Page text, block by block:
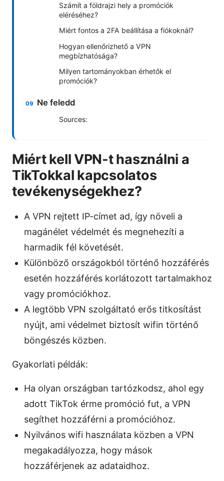
Számít a földrajzi hely a promóciók
eléréséhez?
Miért fontos a 2FA beállítása a fiókoknál?
Hogyan ellenőrizhető a VPN
megbízhatósága?
Milyen tartományokban érhetők el
promóciók?
Ne feledd
Sources:
Miért kell VPN-t használni a
TikTokkal kapcsolatos
tevékenységekhez?
A VPN rejtett IP-címet ad, így növeli a
magánélet védelmét és megnehezíti a
harmadik fél követését.
Különböző országokból történő hozzáférés
esetén hozzáférés korlátozott tartalmakhoz
vagy promóciókhoz.
A legtöbb VPN szolgáltató erős titkosítást
nyújt, ami védelmet biztosít wifin történő
böngészés közben.
Gyakorlati példák:
Ha olyan országban tartózkodsz, ahol egy
adott TikTok érme promóció fut, a VPN
segíthet hozzáférni a promócióhoz.
Nyilvános wifi használata közben a VPN
megakadályozza, hogy mások
hozzáférjenek az adataidhoz.